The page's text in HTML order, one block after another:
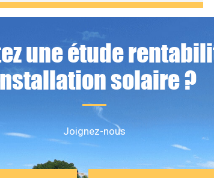
une étude
solaire ?
Joignez-nous